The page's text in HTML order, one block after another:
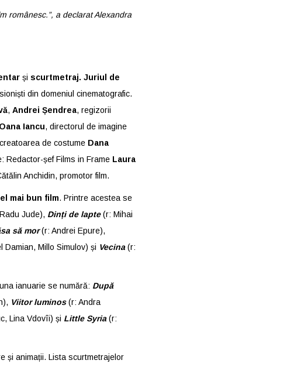
românesc.”, a declarat Alexandra
și scurtmetraj. Juriul de
din domeniul cinematografic.
, Andrei Șendrea, regizorii
Oana Iancu, directorul de imagine
de costume Dana
Redactor-șef Films in Frame Laura
Anchidin, promotor film.
mai bun film. Printre acestea se
Jude), Dinți de lapte(r: Mihai
să mor(r: Andrei Epure),
Damian, Millo Simulov) și Vecina(r:
ianuarie se numără: După
Viitor luminos(r: Andra
Lina Vdovîi) și Little Syria(r:
și animații. Lista scurtmetrajelor